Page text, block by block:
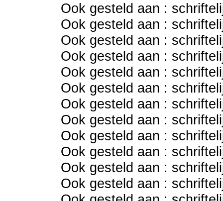
Ook gesteld aan :
Ook gesteld aan :
Ook gesteld aan :
Ook gesteld aan :
Ook gesteld aan :
Ook gesteld aan :
Ook gesteld aan :
Ook gesteld aan :
Ook gesteld aan :
Ook gesteld aan :
Ook gesteld aan :
Ook gesteld aan :